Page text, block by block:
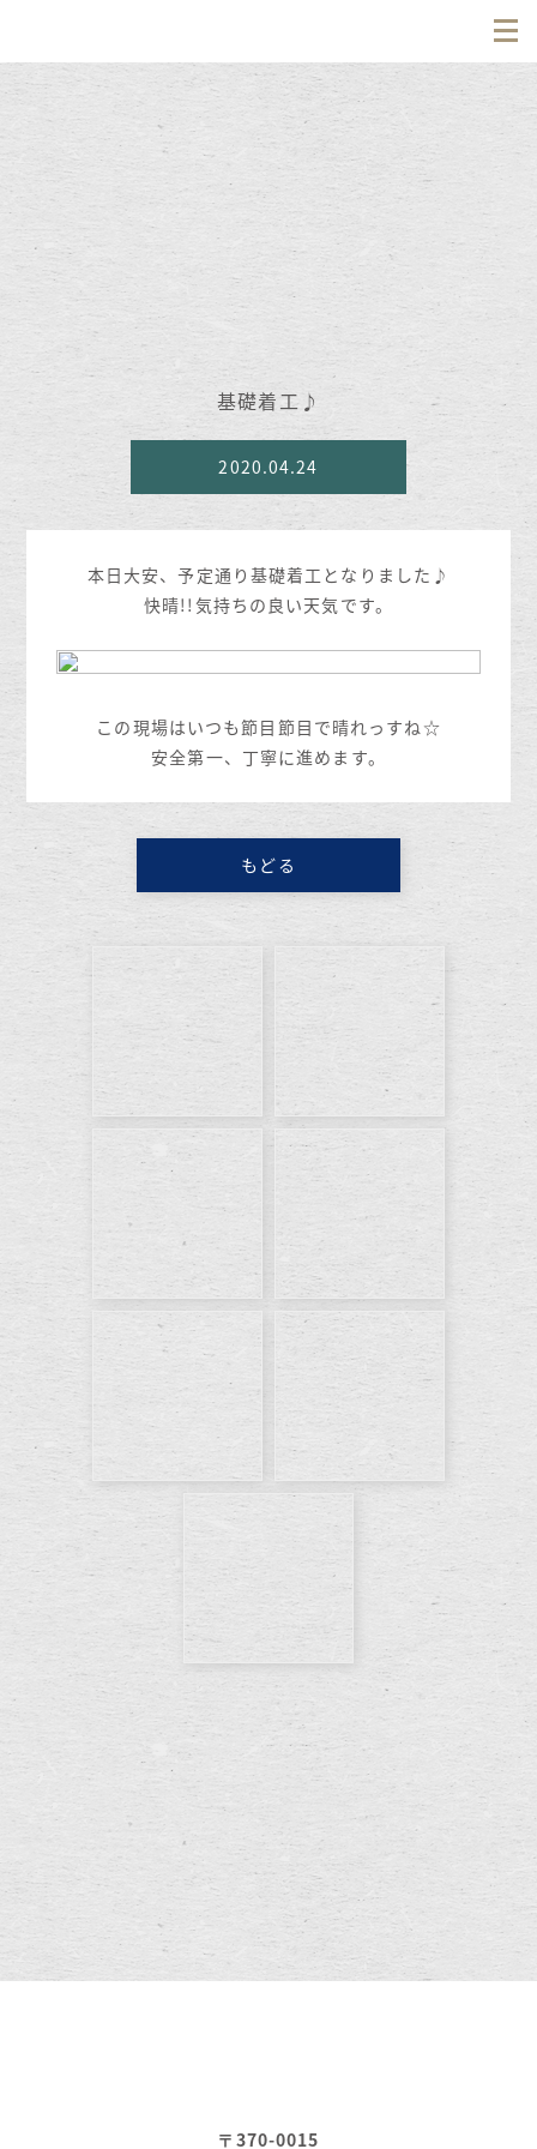
基礎着工♪
2020.04.24
本日大安、予定通り基礎着工となりました♪
快晴!!気持ちの良い天気です。
この現場はいつも節目節目で晴れっすね☆
安全第一、丁寧に進めます。
もどる
〒370-0015